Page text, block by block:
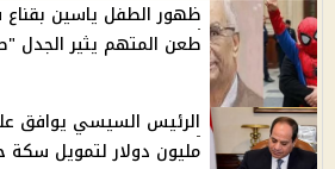
ظهور الطفل ياسين بقناع
طعن المتهم يثير الجدل
مليون دولار لتمويل سكة